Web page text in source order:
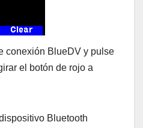
conexión BlueDV y pulse
el botón de rojo a
Bluetooth